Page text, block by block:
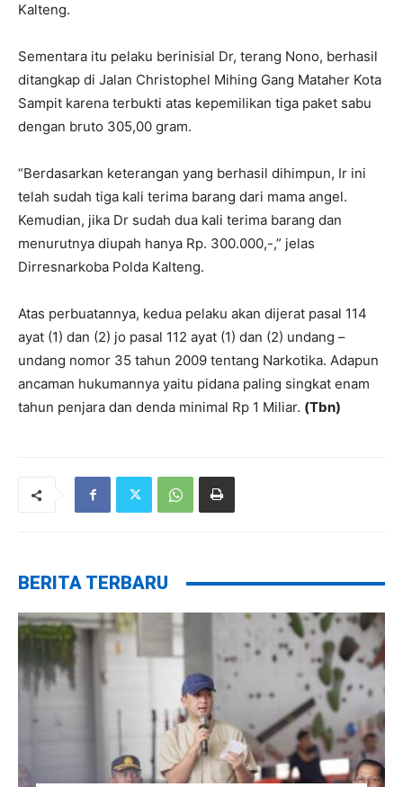
Kalteng.
Sementara itu pelaku berinisial Dr, terang Nono, berhasil
ditangkap di Jalan Christophel Mihing Gang Mataher Kota
Sampit karena terbukti atas kepemilikan tiga paket sabu
dengan bruto 305,00 gram.
“Berdasarkan keterangan yang berhasil dihimpun, Ir ini
telah sudah tiga kali terima barang dari mama angel.
Kemudian, jika Dr sudah dua kali terima barang dan
menurutnya diupah hanya Rp. 300.000,-,” jelas
Dirresnarkoba Polda Kalteng.
Atas perbuatannya, kedua pelaku akan dijerat pasal 114
ayat (1) dan (2) jo pasal 112 ayat (1) dan (2) undang –
undang nomor 35 tahun 2009 tentang Narkotika. Adapun
ancaman hukumannya yaitu pidana paling singkat enam
tahun penjara dan denda minimal Rp 1 Miliar. (Tbn)
BERITA TERBARU